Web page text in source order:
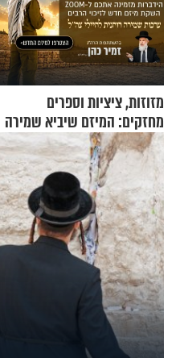
מזוזות, ציציות וספרים
מחזקים: המיזם שיביא שמירה
רוחנית לאלפי חיילי צה"ל